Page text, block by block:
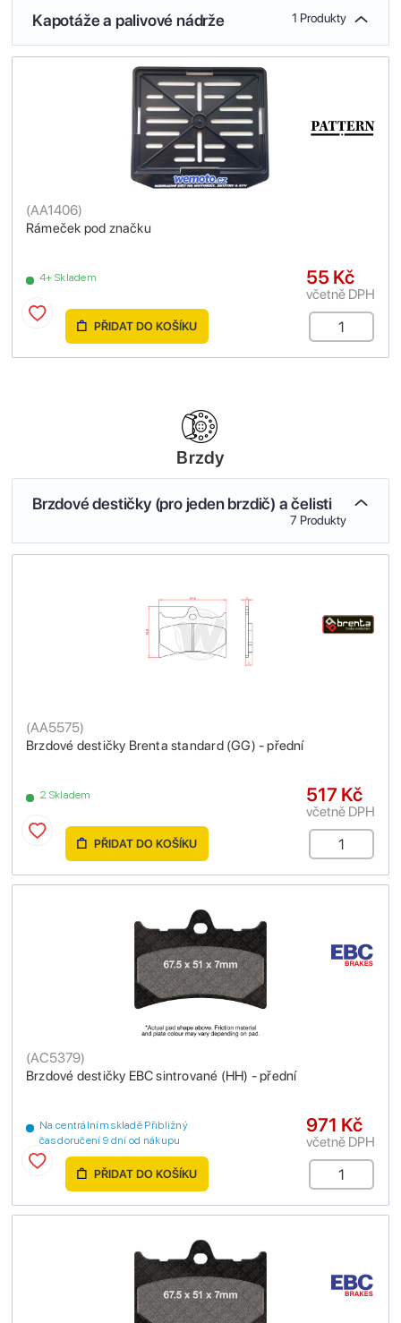
Kapotáže a palivové nádrže 1 Produkty
Rámeček pod značku
(AA1406)
4+ Skladem 55 Kč
včetně DPH
PŘIDAT DO KOŠÍKU
Brzdy
Brzdové destičky (pro jeden brzdič) a čelisti
7 Produkty
Brzdové destičky Brenta standard (GG) - přední
(AA5575)
2 Skladem 517 Kč
včetně DPH
PŘIDAT DO KOŠÍKU
Brzdové destičky EBC sintrované (HH) - přední
(AC5379)
Na centrálním skladě Přibližný
čas doručení 9 dní od nákupu
971 Kč
včetně DPH
PŘIDAT DO KOŠÍKU